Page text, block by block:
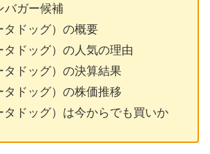
バガー候補
タドッグ）の概要
タドッグ）の人気の理由
タドッグ）の決算結果
タドッグ）の株価推移
タドッグ）は今からでも買いか